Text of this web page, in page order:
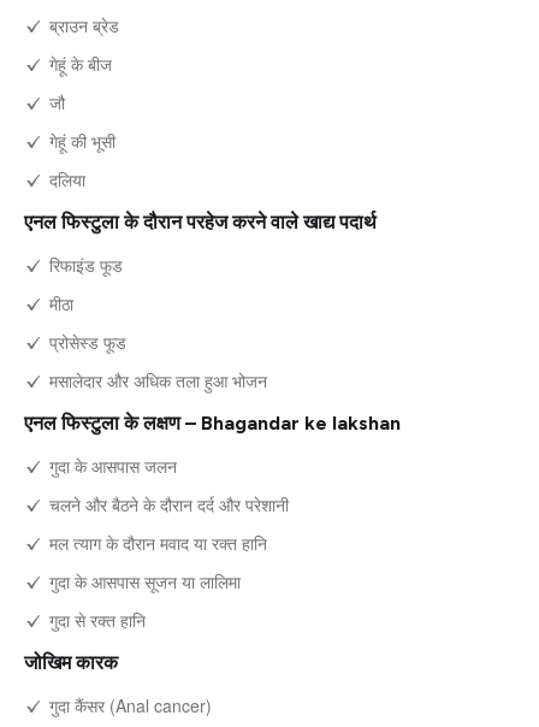
ब्राउन ब्रेड
गेहूं के बीज
जौ
गेहूं की भूसी
दलिया
एनल फिस्टुला के दौरान परहेज करने वाले खाद्य पदार्थ
रिफाइंड फूड
मीठा
प्रोसेस्ड फूड
मसालेदार और अधिक तला हुआ भोजन
एनल फिस्टुला के लक्षण – Bhagandar ke lakshan
गुदा के आसपास जलन
चलने और बैठने के दौरान दर्द और परेशानी
मल त्याग के दौरान मवाद या रक्त हानि
गुदा के आसपास सूजन या लालिमा
गुदा से रक्त हानि
जोखिम कारक
गुदा कैंसर (Anal cancer)